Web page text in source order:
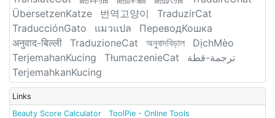
ÜbersetzenKatze
번역고양이
TraduzirCat
TraducciónGato
แมวแปล
ПереводКошка
अनुवाद-बिल्ली
TraduzioneCat অনুবাদবিড়াল
DịchMèo
TerjemahanKucing
TłumaczenieCat
ترجمة-قطة
TerjemahkanKucing
Links
Beauty Score Calculator
ToolPie - Online Tools